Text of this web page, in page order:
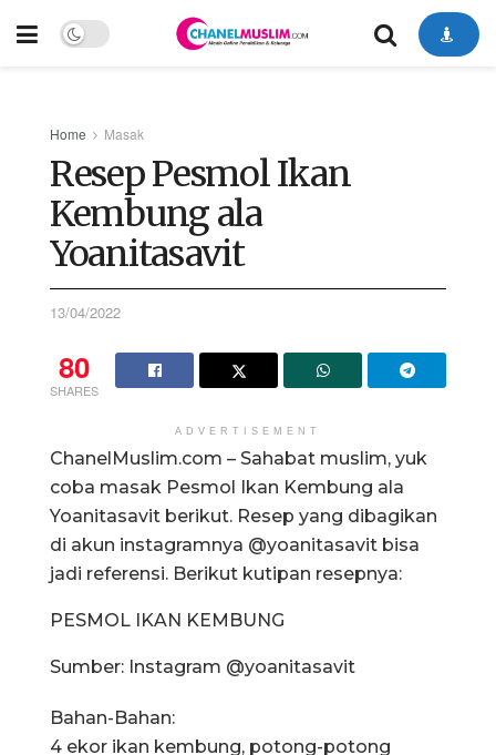
Home Masak
Resep Pesmol Ikan
Kembung ala
Yoanitasavit
13/04/2022
80
SHARES
ADVERTISEMENT
ChanelMuslim.com – Sahabat muslim, yuk
coba masak Pesmol Ikan Kembung ala
Yoanitasavit berikut. Resep yang dibagikan
di akun instagramnya @yoanitasavit bisa
jadi referensi. Berikut kutipan resepnya:
PESMOL IKAN KEMBUNG
Sumber: Instagram @yoanitasavit
Bahan-Bahan:
4 ekor ikan kembung, potong-potong